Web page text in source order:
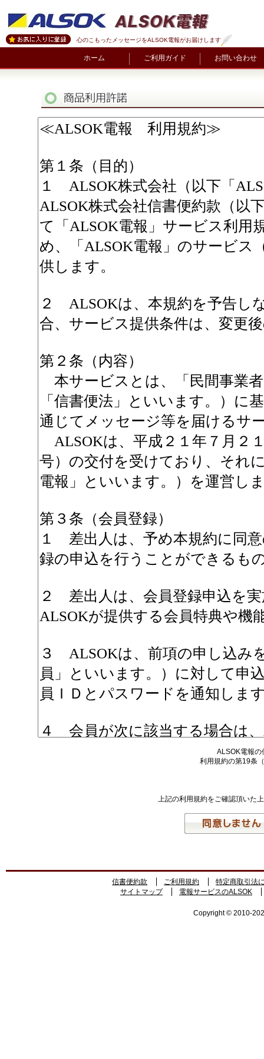
心のこもったメッセージをALSOK電報がお届けします
ホーム ご利用ガイド お問い合わせ
ALSOK電報の
利用規約の第19条
上記の利用規約をご確認頂いた
信書便約款 ご利用規約
特定商取引法
サイトマップ
電報サービスのALSOK
Copyright © 2010-